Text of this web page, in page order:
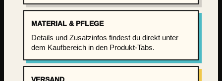
a
n
s
e
t
MATERIAL & PFLEGE
Details und Zusatzinfos findest du direkt unter
dem Kaufbereich in den Produkt-Tabs.